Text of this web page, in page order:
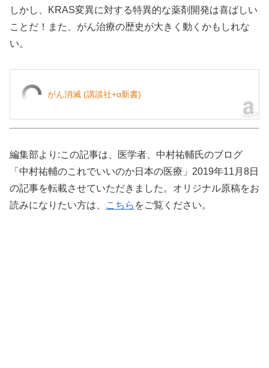
しかし、KRAS変異に対する特異的な薬剤開発は喜ばしい
ことだ！また、がん治療の歴史が大きく動くかもしれな
い。
がん消滅 (講談社+α新書)
編集部より:この記事は、医学者、中村祐輔氏のブログ
「中村祐輔のこれでいいのか日本の医療」2019年11月8日
の記事を転載させていただきました。オリジナル原稿をお
読みになりたい方は、
こちら をご覧ください。